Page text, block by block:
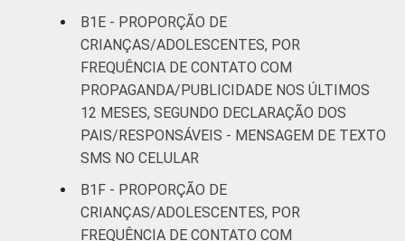
B1E - PROPORÇÃO DE
CRIANÇAS/ADOLESCENTES, POR
FREQUÊNCIA DE CONTATO COM
PROPAGANDA/PUBLICIDADE NOS ÚLTIMOS
12 MESES, SEGUNDO DECLARAÇÃO DOS
PAIS/RESPONSÁVEIS - MENSAGEM DE TEXTO
SMS NO CELULAR
B1F - PROPORÇÃO DE
CRIANÇAS/ADOLESCENTES, POR
FREQUÊNCIA DE CONTATO COM